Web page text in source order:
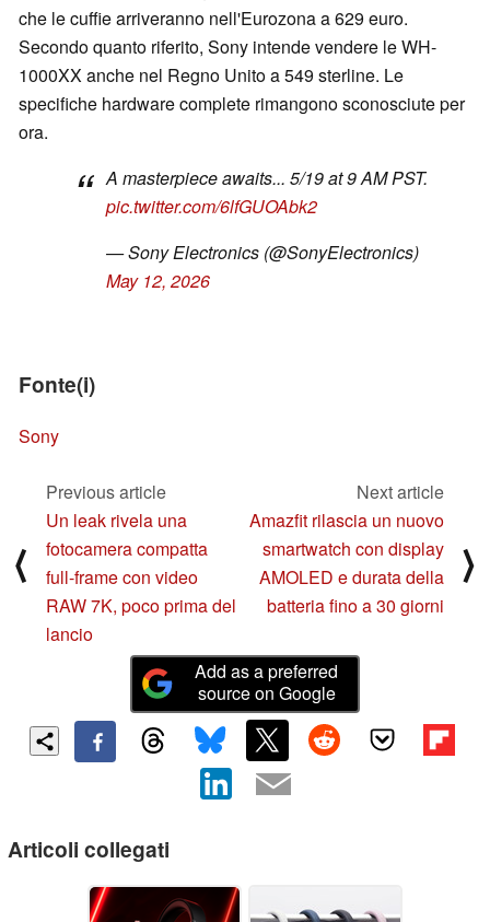
che le cuffie arriveranno nell'Eurozona a 629 euro.
Secondo quanto riferito, Sony intende vendere le WH-
1000XX anche nel Regno Unito a 549 sterline. Le
specifiche hardware complete rimangono sconosciute per
ora.
A masterpiece awaits... 5/19 at 9 AM PST.
pic.twitter.com/6lfGUOAbk2
— Sony Electronics (@SonyElectronics)
May 12, 2026
Fonte(i)
Sony
⟨
Previous article
Un leak rivela una
fotocamera compatta
full-frame con video
RAW 7K, poco prima del
lancio
Next article
Amazfit rilascia un nuovo
smartwatch con display
AMOLED e durata della
batteria fino a 30 giorni
⟩
Add as a preferred
source on Google
Articoli collegati